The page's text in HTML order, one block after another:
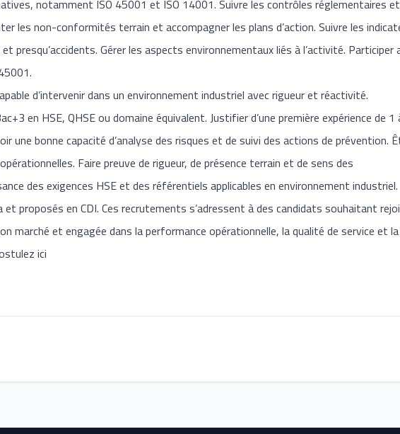
les non-conformités terrain et accompagner les plans d’action. Suivre les
presqu’accidents. Gérer les aspects environnementaux liés à l’activité. Participer
d’intervenir dans un environnement industriel avec rigueur et réactivité.
en HSE, QHSE ou domaine équivalent. Justifier d’une première expérience de 1
une bonne capacité d’analyse des risques et de suivi des actions de prévention.
Faire preuve de rigueur, de présence terrain et de sens des
des exigences HSE et des référentiels applicables en environnement industriel.
proposés en CDI. Ces recrutements s’adressent à des candidats souhaitant
marché et engagée dans la performance opérationnelle, la qualité de service et la
ici